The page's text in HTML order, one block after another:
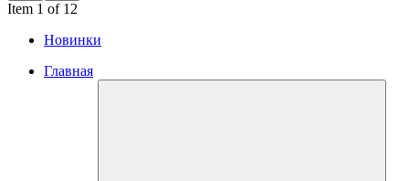
Item 1 of 12
Новинки
Главная